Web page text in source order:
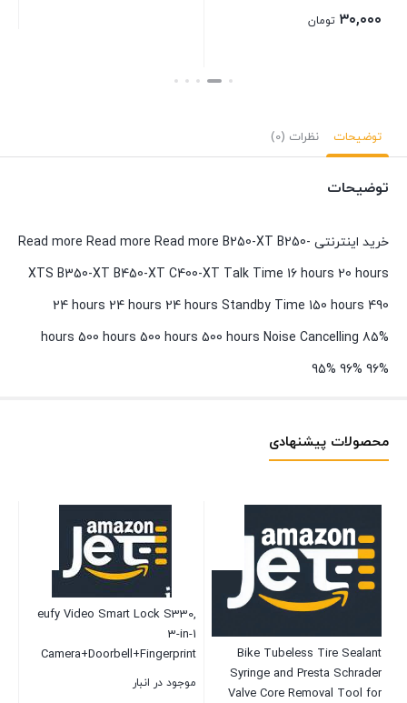
Card Slot for Sports Running
۳۰,۰۰۰ تومان
توضیحات نظرات (0)
توضیحات
خرید اینترنتی Read more Read more Read more B250-XT B250-
XTS B350-XT B450-XT C400-XT Talk Time 16 hours 20 hours
24 hours 24 hours 24 hours Standby Time 150 hours 490
hours 500 hours 500 hours 500 hours Noise Cancelling 85%
95% 96% 96%
محصولات پیشنهادی
Bike Tubeless Tire Sealant
Syringe and Presta Schrader
Valve Core Removal Tool for
eufy Video Smart Lock S330,
3-in-1
Camera+Doorbell+Fingerprint
Keyless Entry Door Lock, Smart
موجود در انبار